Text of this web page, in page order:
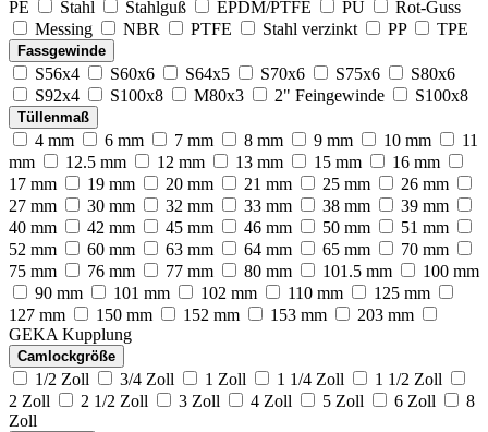
PE
Stahl Stahlguß EPDM/PTFE PU
Rot-Guss
Messing
NBR PTFE Stahl verzinkt PP TPE
Fassgewinde
S56x4 S60x6 S64x5 S70x6 S75x6
S80x6
S92x4
S100x8 M80x3 2" Feingewinde S100x8
Tüllenmaß
4 mm 6 mm 7 mm 8 mm 9 mm 10 mm
11
mm
12.5 mm 12 mm 13 mm 15 mm
16 mm
17 mm
19 mm 20 mm 21 mm 25 mm
26 mm
27 mm
30 mm 32 mm 33 mm 38 mm
39 mm
40 mm
42 mm 45 mm 46 mm 50 mm
51 mm
52 mm
60 mm 63 mm 64 mm 65 mm
70 mm
75 mm
76 mm 77 mm 80 mm 101.5 mm
100 mm
90 mm
101 mm 102 mm 110 mm
125 mm
127 mm
150 mm 152 mm 153 mm
203 mm
GEKA Kupplung
Camlockgröße
1/2 Zoll 3/4 Zoll 1 Zoll 1 1/4 Zoll
1 1/2 Zoll
2 Zoll
2 1/2 Zoll 3 Zoll 4 Zoll 5 Zoll 6 Zoll
8
Zoll